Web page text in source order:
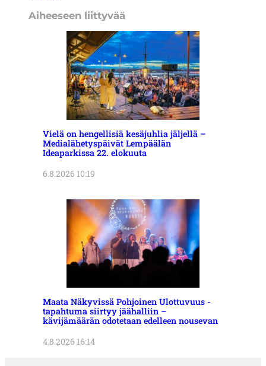
Aiheeseen liittyvää
Vielä on hengellisiä kesäjuhlia jäljellä –
Medialähetyspäivät Lempäälän
Ideaparkissa 22. elokuuta
6.8.2026 10:19
Maata Näkyvissä Pohjoinen Ulottuvuus -
tapahtuma siirtyy jäähalliin –
kävijämäärän odotetaan edelleen nousevan
4.8.2026 16:14